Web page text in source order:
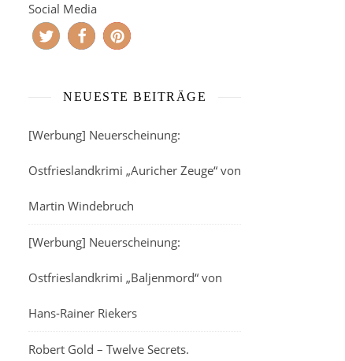
Social Media
NEUESTE BEITRÄGE
[Werbung] Neuerscheinung:
Ostfrieslandkrimi „Auricher Zeuge“ von
Martin Windebruch
[Werbung] Neuerscheinung:
Ostfrieslandkrimi „Baljenmord“ von
Hans-Rainer Riekers
Robert Gold – Twelve Secrets.